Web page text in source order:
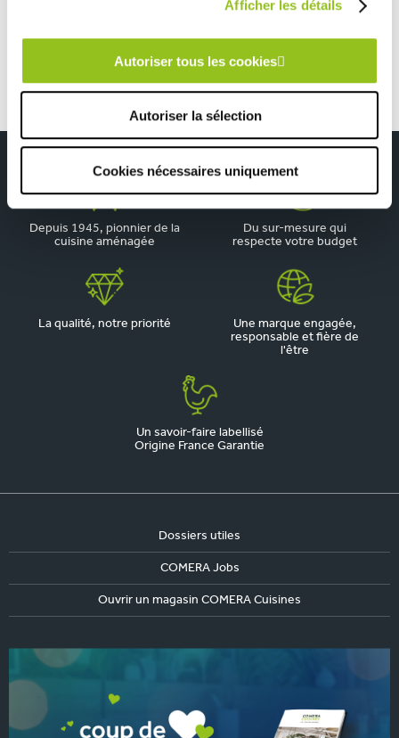
Afficher les détails
Autoriser tous les cookies
Autoriser la sélection
Cookies nécessaires uniquement
Depuis 1945, pionnier de la
cuisine aménagée
Du sur-mesure qui
respecte votre budget
La qualité, notre priorité
Une marque engagée,
responsable et fière de
l'être
Un savoir-faire labellisé
Origine France Garantie
Dossiers utiles
COMERA Jobs
Ouvrir un magasin COMERA Cuisines